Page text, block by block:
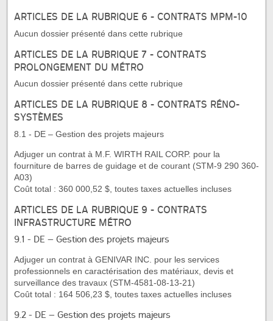
ARTICLES DE LA RUBRIQUE 6 - CONTRATS MPM-10
Aucun dossier présenté dans cette rubrique
ARTICLES DE LA RUBRIQUE 7 - CONTRATS
PROLONGEMENT DU MÉTRO
Aucun dossier présenté dans cette rubrique
ARTICLES DE LA RUBRIQUE 8 - CONTRATS RÉNO-
SYSTÈMES
8.1 - DE – Gestion des projets majeurs
Adjuger un contrat à M.F. WIRTH RAIL CORP. pour la
fourniture de barres de guidage et de courant (STM-9 290 360-
A03)
Coût total : 360 000,52 $, toutes taxes actuelles incluses
ARTICLES DE LA RUBRIQUE 9 - CONTRATS
INFRASTRUCTURE MÉTRO
9.1 - DE – Gestion des projets majeurs
Adjuger un contrat à GENIVAR INC. pour les services
professionnels en caractérisation des matériaux, devis et
surveillance des travaux (STM-4581-08-13-21)
Coût total : 164 506,23 $, toutes taxes actuelles incluses
9.2 - DE – Gestion des projets majeurs